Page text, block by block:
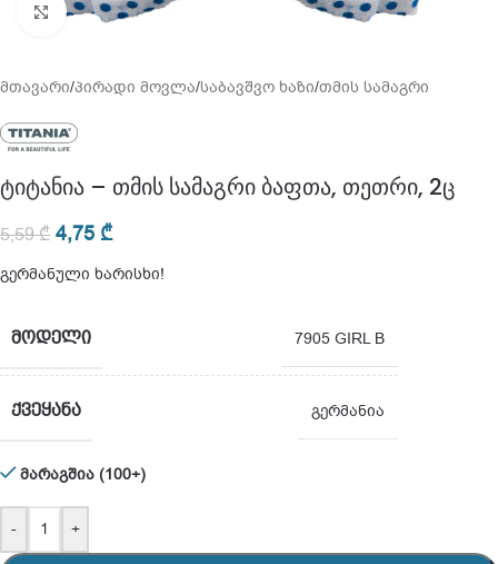
გადიდება
მთავარი/პირადი მოვლა/საბავშვო ხაზი/თმის სამაგრი
ტიტანია – თმის სამაგრი ბაფთა, თეთრი, 2ც
5,59₾ 4,75 ₾
გერმანული ხარისხი!
ᲛᲝᲓᲔᲚᲘ 7905 GIRL B
ᲥᲕᲔᲧᲐᲜᲐ გერმანია
მარაგშია (100+)
- +